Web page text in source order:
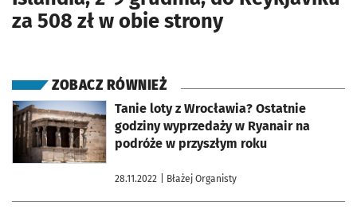
za 508 zł w obie strony
ZOBACZ RÓWNIEŻ
Tanie loty z Wrocławia? Ostatnie
godziny wyprzedaży w Ryanair na
podróże w przyszłym roku
28.11.2022 | Błażej Organisty
otworzy się w nowej karcie